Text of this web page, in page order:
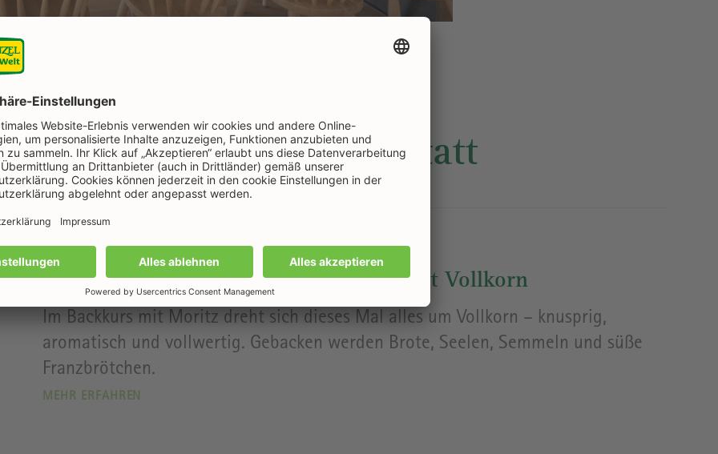
in der Kochwerkstatt
04. September 2026
Backkurs: Ran an den Teig - Backen mit Vollkorn
Im Backkurs mit Moritz dreht sich dieses Mal alles um Vollkorn – knusprig,
aromatisch und vollwertig. Gebacken werden Brote, Seelen, Semmeln und süße
Franzbrötchen.
MEHR ERFAHREN